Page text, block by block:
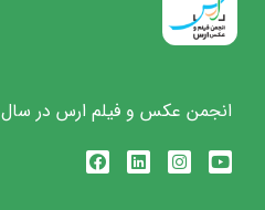
انجمن عکس و فیلم ارس در سال 1395 تاسیس شد .